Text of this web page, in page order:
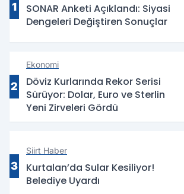
1
SONAR Anketi Açıklandı: Siyasi
Dengeleri Değiştiren Sonuçlar
2
Ekonomi
Döviz Kurlarında Rekor Serisi
Sürüyor: Dolar, Euro ve Sterlin
Yeni Zirveleri Gördü
3
Siirt Haber
Kurtalan’da Sular Kesiliyor!
Belediye Uyardı